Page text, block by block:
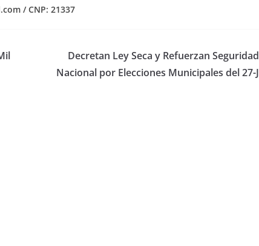
/ CNP: 21337
Decretan Ley Seca y Refuerzan Seguridad
Nacional por Elecciones Municipales del 27-J